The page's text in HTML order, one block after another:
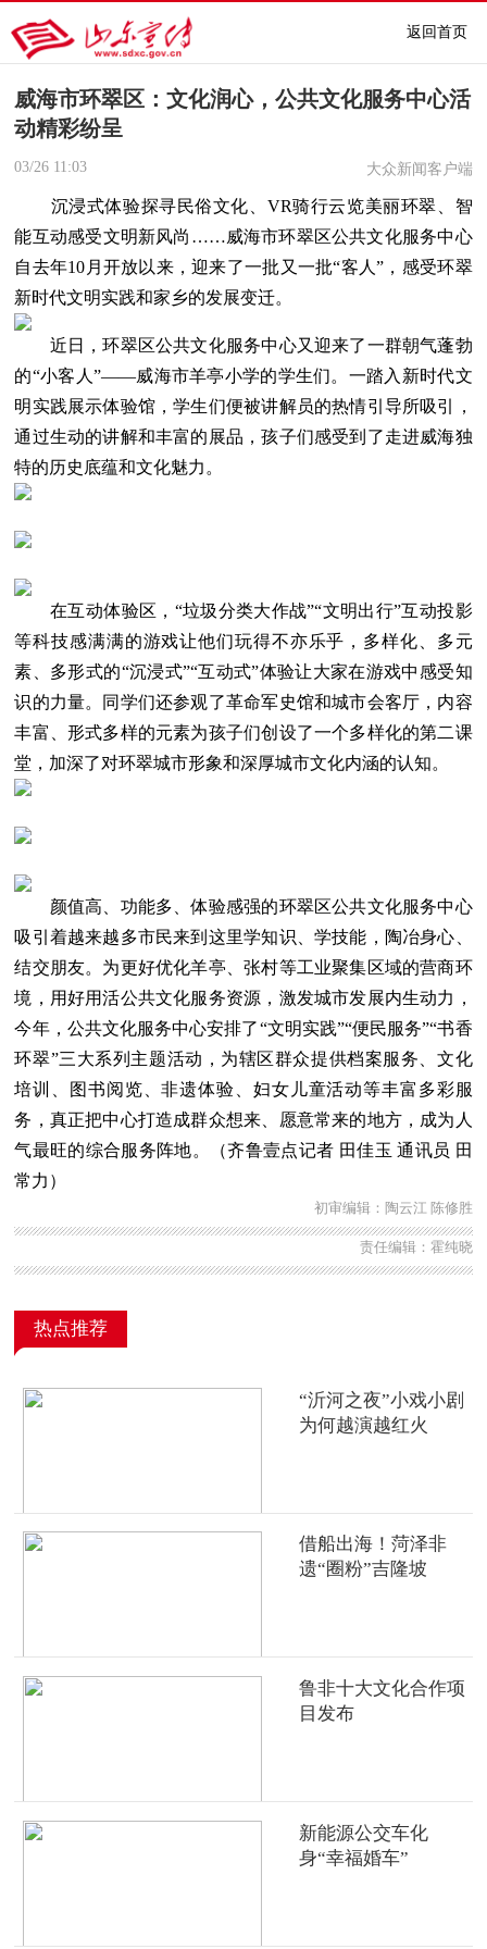
返回首页
威海市环翠区：文化润心，公共文化服务中心活
动精彩纷呈
03/26 11:03 大众新闻客户端
沉浸式体验探寻民俗文化、VR骑行云览美丽环翠、智
能互动感受文明新风尚……威海市环翠区公共文化服务中心
自去年10月开放以来，迎来了一批又一批“客人”，感受环翠
新时代文明实践和家乡的发展变迁。
近日，环翠区公共文化服务中心又迎来了一群朝气蓬勃
的“小客人”——威海市羊亭小学的学生们。一踏入新时代文
明实践展示体验馆，学生们便被讲解员的热情引导所吸引，
通过生动的讲解和丰富的展品，孩子们感受到了走进威海独
特的历史底蕴和文化魅力。
在互动体验区，“垃圾分类大作战”“文明出行”互动投影
等科技感满满的游戏让他们玩得不亦乐乎，多样化、多元
素、多形式的“沉浸式”“互动式”体验让大家在游戏中感受知
识的力量。同学们还参观了革命军史馆和城市会客厅，内容
丰富、形式多样的元素为孩子们创设了一个多样化的第二课
堂，加深了对环翠城市形象和深厚城市文化内涵的认知。
颜值高、功能多、体验感强的环翠区公共文化服务中心
吸引着越来越多市民来到这里学知识、学技能，陶冶身心、
结交朋友。为更好优化羊亭、张村等工业聚集区域的营商环
境，用好用活公共文化服务资源，激发城市发展内生动力，
今年，公共文化服务中心安排了“文明实践”“便民服务”“书香
环翠”三大系列主题活动，为辖区群众提供档案服务、文化
培训、图书阅览、非遗体验、妇女儿童活动等丰富多彩服
务，真正把中心打造成群众想来、愿意常来的地方，成为人
气最旺的综合服务阵地。（齐鲁壹点记者 田佳玉 通讯员 田
常力）
初审编辑：陶云江 陈修胜
责任编辑：霍纯晓
热点推荐
“沂河之夜”小戏小剧
为何越演越红火
借船出海！菏泽非
遗“圈粉”吉隆坡
鲁非十大文化合作项
目发布
新能源公交车化
身“幸福婚车”